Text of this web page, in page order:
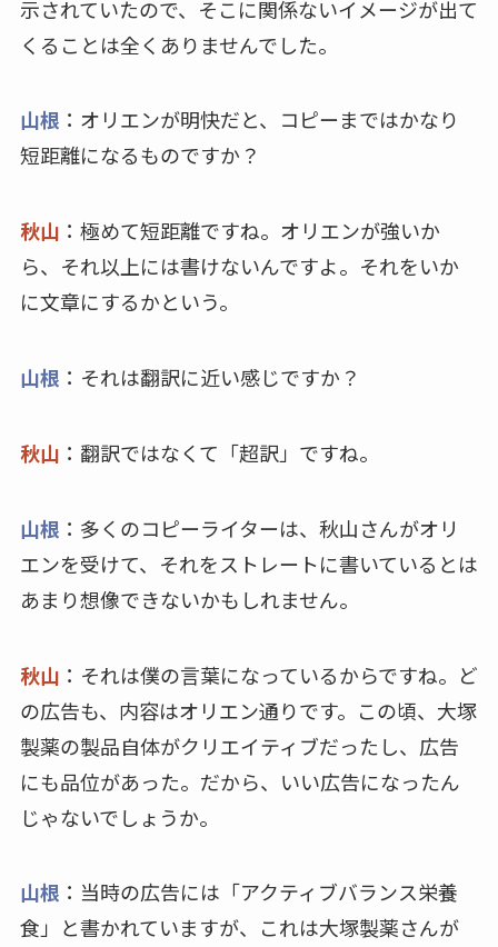
示されていたので、そこに関係ないイメージが出て
くることは全くありませんでした。
山根 ：オリエンが明快だと、コピーまではかなり
短距離になるものですか？
秋山 ：極めて短距離ですね。オリエンが強いか
ら、それ以上には書けないんですよ。それをいか
に文章にするかという。
山根 ：それは翻訳に近い感じですか？
秋山 ：翻訳ではなくて「超訳」ですね。
山根 ：多くのコピーライターは、秋山さんがオリ
エンを受けて、それをストレートに書いているとは
あまり想像できないかもしれません。
秋山 ：それは僕の言葉になっているからですね。ど
の広告も、内容はオリエン通りです。この頃、大塚
製薬の製品自体がクリエイティブだったし、広告
にも品位があった。だから、いい広告になったん
じゃないでしょうか。
山根 ：当時の広告には「アクティブバランス栄養
食」と書かれていますが、これは大塚製薬さんが